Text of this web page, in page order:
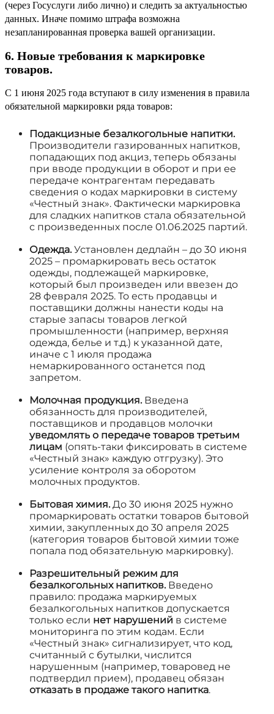
(через Госуслуги либо лично) и следить за актуальностью
данных. Иначе помимо штрафа возможна
незапланированная проверка вашей организации.
6. Новые требования к маркировке
товаров.
С 1 июня 2025 года вступают в силу изменения в правила
обязательной маркировки ряда товаров:
Подакцизные безалкогольные напитки.
Производители газированных напитков,
попадающих под акциз, теперь обязаны
при вводе продукции в оборот и при ее
передаче контрагентам передавать
сведения о кодах маркировки в систему
«Честный знак». Фактически маркировка
для сладких напитков стала обязательной
с произведенных после 01.06.2025 партий.
Одежда.Установлен дедлайн – до 30 июня
2025 – промаркировать весь остаток
одежды, подлежащей маркировке,
который был произведен или ввезен до
28 февраля 2025. То есть продавцы и
поставщики должны нанести коды на
старые запасы товаров легкой
промышленности (например, верхняя
одежда, белье и т.д.) к указанной дате,
иначе с 1 июля продажа
немаркированного останется под
запретом.
Молочная продукция.Введена
обязанность для производителей,
поставщиков и продавцов молочки
уведомлять о передаче товаров третьим
лицам (опять-таки фиксировать в системе
«Честный знак» каждую отгрузку). Это
усиление контроля за оборотом
молочных продуктов.
Бытовая химия.До 30 июня 2025 нужно
промаркировать остатки товаров бытовой
химии, закупленных до 30 апреля 2025
(категория товаров бытовой химии тоже
попала под обязательную маркировку).
Разрешительный режим для
безалкогольных напитков.Введено
правило: продажа маркируемых
безалкогольных напитков допускается
только если нет нарушений в системе
мониторинга по этим кодам. Если
«Честный знак» сигнализирует, что код,
считанный с бутылки, числится
нарушенным (например, товаровед не
подтвердил прием), продавец обязан
отказать в продаже такого напитка.